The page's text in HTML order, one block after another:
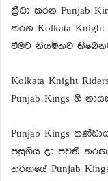
ක්‍රීඩා කරන Punjab
කරන Kolkata
වීමට නියමිතව
Kolkata Knight
Punjab Kings හි
Punjab Kings
පසුගිය දා පවතී
තරඟයේ Punjab